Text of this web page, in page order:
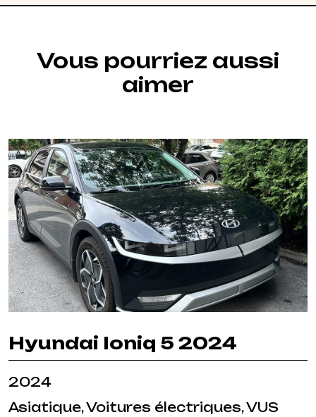
Vous pourriez aussi
aimer
Hyundai Ioniq 5 2024
2024
Asiatique, Voitures électriques, VUS